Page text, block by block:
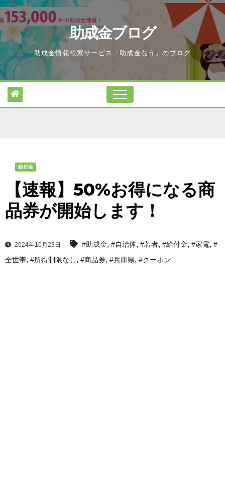
Skip
to
content
助成金ブログ
助成金情報検索サービス「助成金なう」のブログ
給付金
【速報】50%お得になる商
品券が開始します！
2024年10月23日 #助成金, #自治体, #若者, #給付金, #家電, #
全世帯, #所得制限なし, #商品券, #兵庫県, #クーポン